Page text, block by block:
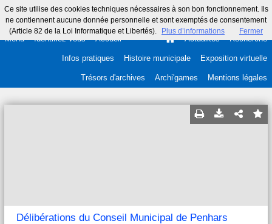
Ce site utilise des cookies techniques nécessaires à son bon fonctionnement. Ils
ne contiennent aucune donnée personnelle et sont exemptés de consentement
(Article 82 de la Loi Informatique et Libertés).
Plus d’informations Fermer
Menu Identifiez-vous Accueil Actualités Recherche
Infos pratiques Histoire municipale Exposition virtuelle
Trésors d'archives Archi'games Mentions légales
Délibérations du Conseil Municipal de Penhars